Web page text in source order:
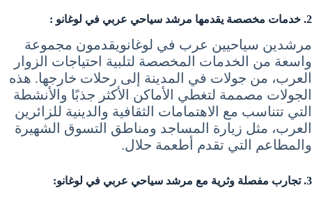
2. خدمات مخصصة يقدمها مرشد سياحي عربي في لوغانو :
مرشدين سياحيين عرب في لوغانويقدمون مجموعة
واسعة من الخدمات المخصصة لتلبية احتياجات الزوار
العرب، من جولات في المدينة إلى رحلات خارجها. هذه
الجولات مصممة لتغطي الأماكن الأكثر جذبًا والأنشطة
التي تتناسب مع الاهتمامات الثقافية والدينية للزائرين
العرب، مثل زيارة المساجد ومناطق التسوق الشهيرة
والمطاعم التي تقدم أطعمة حلال.
3. تجارب مفصلة وثرية مع مرشد سياحي عربي في لوغانو: